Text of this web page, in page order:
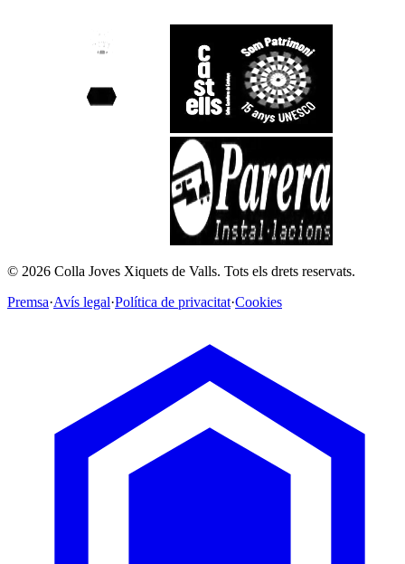
© 2026 Colla Joves Xiquets de Valls. Tots els drets reservats.
Premsa·Avís legal·Política de privacitat·Cookies